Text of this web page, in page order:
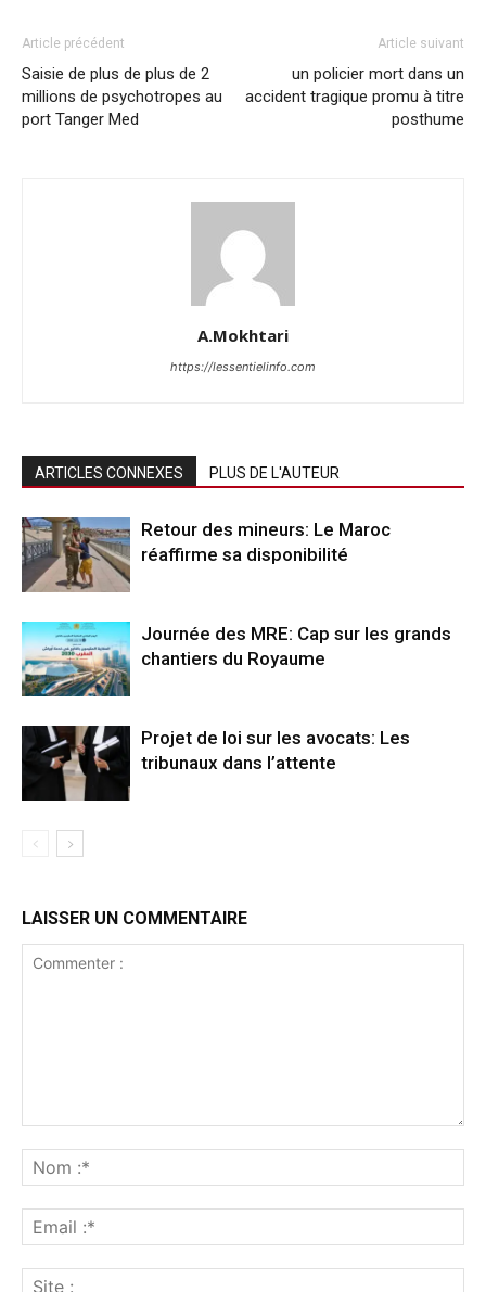
Article précédent
Saisie de plus de plus de 2
millions de psychotropes au
port Tanger Med
Article suivant
un policier mort dans un
accident tragique promu à titre
posthume
A.Mokhtari
https://lessentielinfo.com
ARTICLES CONNEXES PLUS DE L'AUTEUR
Retour des mineurs: Le Maroc
réaffirme sa disponibilité
Journée des MRE: Cap sur les grands
chantiers du Royaume
Projet de loi sur les avocats: Les
tribunaux dans l’attente
LAISSER UN COMMENTAIRE